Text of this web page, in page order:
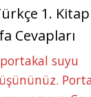
1.
Cevapları
portakal suyu